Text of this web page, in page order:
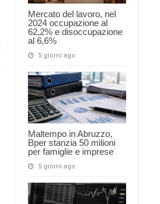
Mercato del lavoro, nel
2024 occupazione al
62,2% e disoccupazione
al 6,6%
5 giorni ago
Maltempo in Abruzzo,
Bper stanzia 50 milioni
per famiglie e imprese
5 giorni ago